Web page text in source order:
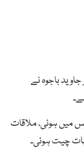
باجوہ نے
میں ہوئی، ملاقات
چیت ہوئی۔